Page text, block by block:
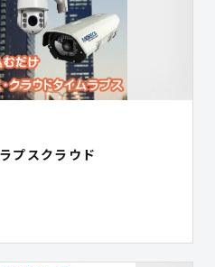
プスクラウド